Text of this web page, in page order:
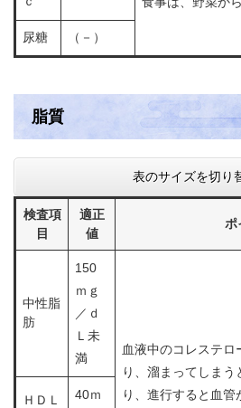
尿糖 （－）
脂質
表のサイズを切り
検査項
目
適正
値
ポ
中性脂
肪
150
ｍｇ
／ｄ
Ｌ未
満
血液中のコレステロ
り、溜まってしま
り、進行すると血
ＨＤＬ
40ｍ